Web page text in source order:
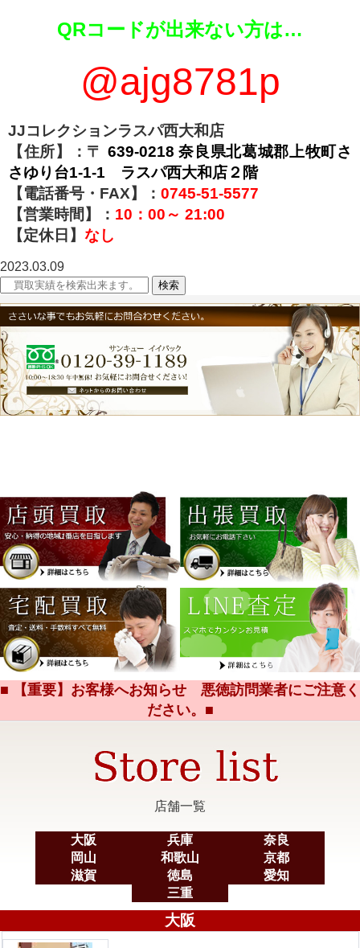
QRコードが出来ない方は…
@ajg8781p
JJコレクションラスパ西大和店
【住所】：〒 639-0218 奈良県北葛城郡上牧町さ
さゆり台1-1-1 ラスパ西大和店２階
【電話番号・FAX】： 0745-51-5577
【営業時間】： 10：00～ 21:00
【定休日】 なし
2023.03.09
■ 【重要】お客様へお知らせ 悪徳訪問業者にご注意く
ださい。■
店舗一覧
大阪 兵庫
奈良
岡山
和歌山
京都
滋賀
徳島
愛知
三重
大阪